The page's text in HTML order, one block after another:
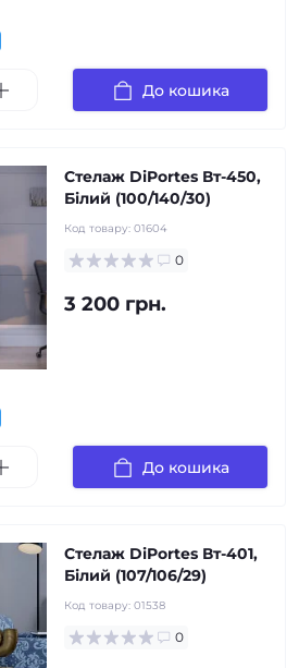
До кошика
Стелаж DiPortes Вт-450,
Білий (100/140/30)
Код товару: 01604
0
3 200 грн.
До кошика
Стелаж DiPortes Вт-401,
Білий (107/106/29)
Код товару: 01538
0